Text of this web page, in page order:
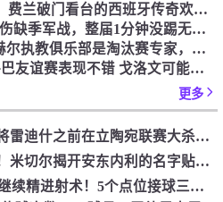
[精彩资讯]仿佛错过1亿！费兰破门看台的西班牙传奇欢呼，拉莫
【集锦】0次出场！梅努伤缺季军战，整届1分钟没踢无缘世界杯首
【值得一看】记者：图赫尔执教俱乐部是淘汰赛专家，但在真正压力
[你怎么看？]队报：博格巴友谊赛表现不错 戈洛文可能加盟沙特
更多
【视频】鬼哥！湖人旧将雷迪什之前在立陶宛联赛大杀四方
【今日视频】梦幻联动！米切尔揭开安东内利的名字贴纸！
[有道理嘛?]华子休赛期继续精进射术！5个点位接球三分全部命